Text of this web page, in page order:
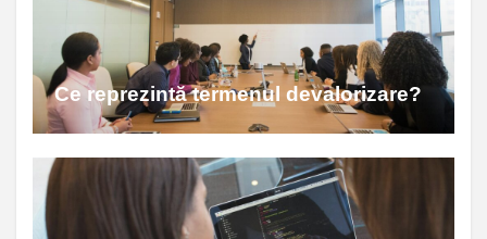
Ce reprezintă termenul devalorizare?